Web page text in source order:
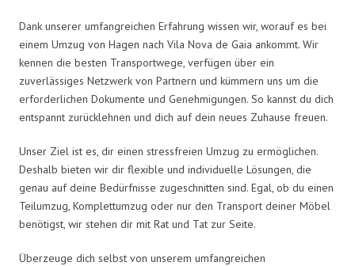
Dank unserer umfangreichen Erfahrung wissen wir, worauf es bei
einem Umzug von Hagen nach Vila Nova de Gaia ankommt. Wir
kennen die besten Transportwege, verfügen über ein
zuverlässiges Netzwerk von Partnern und kümmern uns um die
erforderlichen Dokumente und Genehmigungen. So kannst du dich
entspannt zurücklehnen und dich auf dein neues Zuhause freuen.
Unser Ziel ist es, dir einen stressfreien Umzug zu ermöglichen.
Deshalb bieten wir dir flexible und individuelle Lösungen, die
genau auf deine Bedürfnisse zugeschnitten sind. Egal, ob du einen
Teilumzug, Komplettumzug oder nur den Transport deiner Möbel
benötigst, wir stehen dir mit Rat und Tat zur Seite.
Überzeuge dich selbst von unserem umfangreichen